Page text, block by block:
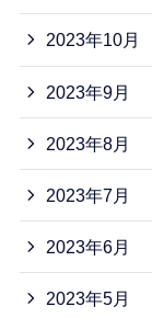
2023年10月
2023年9月
2023年8月
2023年7月
2023年6月
2023年5月